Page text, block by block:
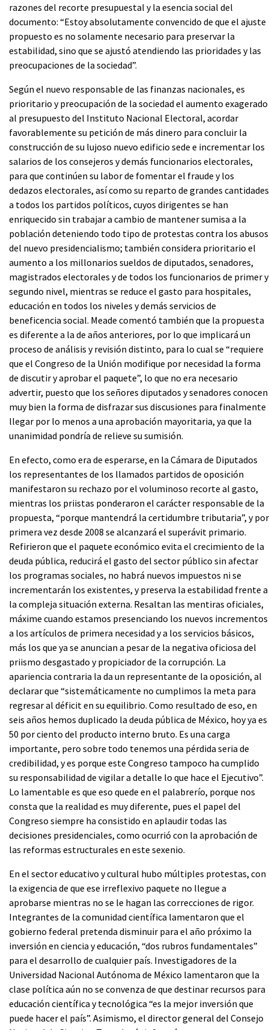
razones del recorte presupuestal y la esencia social del
documento: “Estoy absolutamente convencido de que el ajuste
propuesto es no solamente necesario para preservar la
estabilidad, sino que se ajustó atendiendo las prioridades y las
preocupaciones de la sociedad”.
Según el nuevo responsable de las finanzas nacionales, es
prioritario y preocupación de la sociedad el aumento exagerado
al presupuesto del Instituto Nacional Electoral, acordar
favorablemente su petición de más dinero para concluir la
construcción de su lujoso nuevo edificio sede e incrementar los
salarios de los consejeros y demás funcionarios electorales,
para que continúen su labor de fomentar el fraude y los
dedazos electorales, así como su reparto de grandes cantidades
a todos los partidos políticos, cuyos dirigentes se han
enriquecido sin trabajar a cambio de mantener sumisa a la
población deteniendo todo tipo de protestas contra los abusos
del nuevo presidencialismo; también considera prioritario el
aumento a los millonarios sueldos de diputados, senadores,
magistrados electorales y de todos los funcionarios de primer y
segundo nivel, mientras se reduce el gasto para hospitales,
educación en todos los niveles y demás servicios de
beneficencia social. Meade comentó también que la propuesta
es diferente a la de años anteriores, por lo que implicará un
proceso de análisis y revisión distinto, para lo cual se “requiere
que el Congreso de la Unión modifique por necesidad la forma
de discutir y aprobar el paquete”, lo que no era necesario
advertir, puesto que los señores diputados y senadores conocen
muy bien la forma de disfrazar sus discusiones para finalmente
llegar por lo menos a una aprobación mayoritaria, ya que la
unanimidad pondría de relieve su sumisión.
En efecto, como era de esperarse, en la Cámara de Diputados
los representantes de los llamados partidos de oposición
manifestaron su rechazo por el voluminoso recorte al gasto,
mientras los priistas ponderaron el carácter responsable de la
propuesta, “porque mantendrá la certidumbre tributaria”, y por
primera vez desde 2008 se alcanzará el superávit primario.
Refirieron que el paquete económico evita el crecimiento de la
deuda pública, reducirá el gasto del sector público sin afectar
los programas sociales, no habrá nuevos impuestos ni se
incrementarán los existentes, y preserva la estabilidad frente a
la compleja situación externa. Resaltan las mentiras oficiales,
máxime cuando estamos presenciando los nuevos incrementos
a los artículos de primera necesidad y a los servicios básicos,
más los que ya se anuncian a pesar de la negativa oficiosa del
priismo desgastado y propiciador de la corrupción. La
apariencia contraria la da un representante de la oposición, al
declarar que “sistemáticamente no cumplimos la meta para
regresar al déficit en su equilibrio. Como resultado de eso, en
seis años hemos duplicado la deuda pública de México, hoy ya es
50 por ciento del producto interno bruto. Es una carga
importante, pero sobre todo tenemos una pérdida seria de
credibilidad, y es porque este Congreso tampoco ha cumplido
su responsabilidad de vigilar a detalle lo que hace el Ejecutivo”.
Lo lamentable es que eso quede en el palabrerío, porque nos
consta que la realidad es muy diferente, pues el papel del
Congreso siempre ha consistido en aplaudir todas las
decisiones presidenciales, como ocurrió con la aprobación de
las reformas estructurales en este sexenio.
En el sector educativo y cultural hubo múltiples protestas, con
la exigencia de que ese irreflexivo paquete no llegue a
aprobarse mientras no se le hagan las correcciones de rigor.
Integrantes de la comunidad científica lamentaron que el
gobierno federal pretenda disminuir para el año próximo la
inversión en ciencia y educación, “dos rubros fundamentales”
para el desarrollo de cualquier país. Investigadores de la
Universidad Nacional Autónoma de México lamentaron que la
clase política aún no se convenza de que destinar recursos para
educación científica y tecnológica “es la mejor inversión que
puede hacer el país”. Asimismo, el director general del Consejo